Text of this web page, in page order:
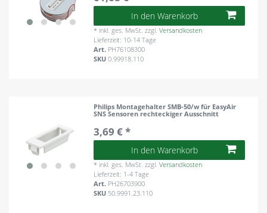
In den Warenkorb
* inkl. ges. MwSt. zzgl.Versandkosten
Lieferzeit: 10-14 Tage
Art. PH76108300
SKU0.99918.110
Philips Montagehalter SMB-50/w für EasyAir
SNS Sensoren rechteckiger Ausschnitt
3,69 € *
In den Warenkorb
* inkl. ges. MwSt. zzgl.Versandkosten
Lieferzeit: 1-4 Tage
Art. PH26703900
SKU 50.9991.23.110